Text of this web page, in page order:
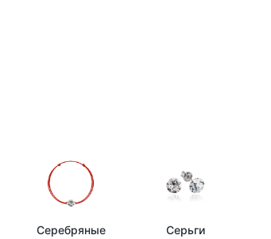
Серебряные
Серьги